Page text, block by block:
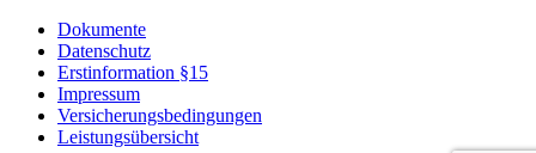
Dokumente
Datenschutz
Erstinformation §15
Impressum
Versicherungsbedingungen
Leistungsübersicht